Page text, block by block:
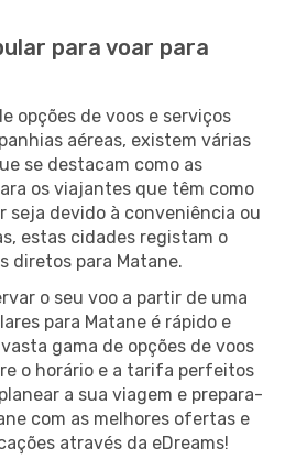
para voar para
opções de voos e serviços
aéreas, existem várias
se destacam como as
os viajantes que têm como
seja devido à conveniência ou
estas cidades registam o
diretos para Matane.
o seu voo a partir de uma
para Matane é rápido e
gama de opções de voos
o horário e a tarifa perfeitos
a sua viagem e prepara-
com as melhores ofertas e
através da eDreams!